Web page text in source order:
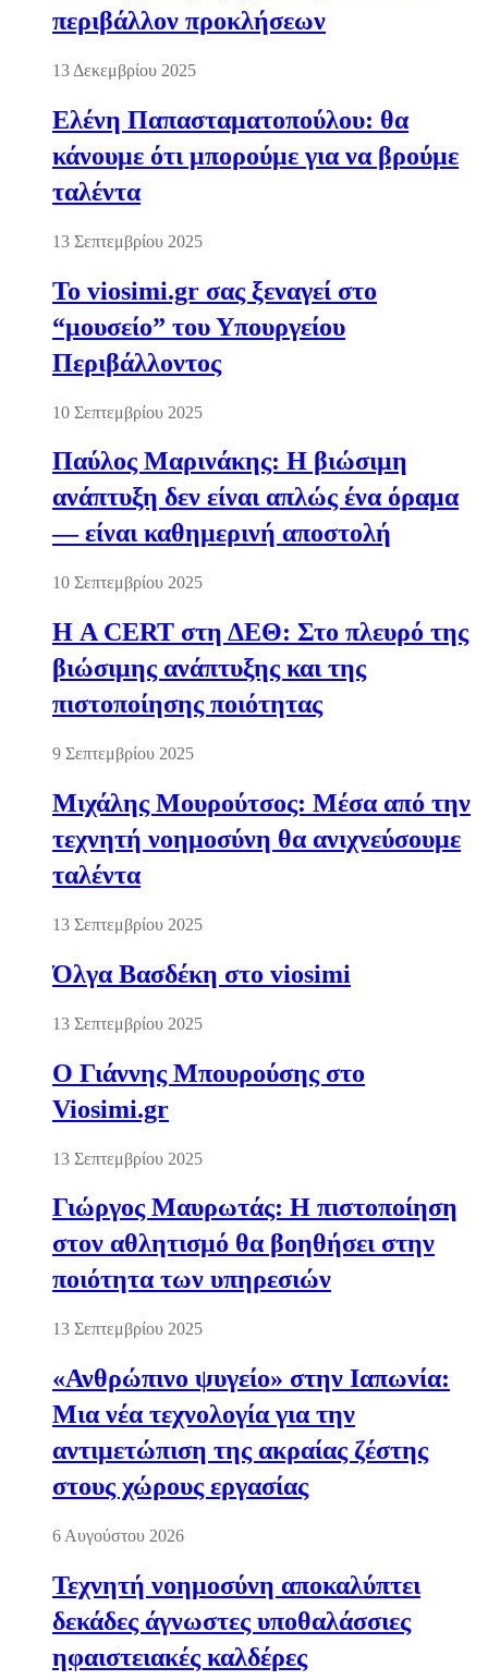
περιβάλλον προκλήσεων
13 Δεκεμβρίου 2025
Ελένη Παπασταματοπούλου: θα
κάνουμε ότι μπορούμε για να βρούμε
ταλέντα
13 Σεπτεμβρίου 2025
Το viosimi.gr σας ξεναγεί στο
“μουσείο” του Υπουργείου
Περιβάλλοντος
10 Σεπτεμβρίου 2025
Παύλος Μαρινάκης: Η βιώσιμη
ανάπτυξη δεν είναι απλώς ένα όραμα
— είναι καθημερινή αποστολή
10 Σεπτεμβρίου 2025
Η A CERT στη ΔΕΘ: Στο πλευρό της
βιώσιμης ανάπτυξης και της
πιστοποίησης ποιότητας
9 Σεπτεμβρίου 2025
Μιχάλης Μουρούτσος: Μέσα από την
τεχνητή νοημοσύνη θα ανιχνεύσουμε
ταλέντα
13 Σεπτεμβρίου 2025
Όλγα Βασδέκη στο viosimi
13 Σεπτεμβρίου 2025
Ο Γιάννης Μπουρούσης στο
Viosimi.gr
13 Σεπτεμβρίου 2025
Γιώργος Μαυρωτάς: Η πιστοποίηση
στον αθλητισμό θα βοηθήσει στην
ποιότητα των υπηρεσιών
13 Σεπτεμβρίου 2025
«Ανθρώπινο ψυγείο» στην Ιαπωνία:
Μια νέα τεχνολογία για την
αντιμετώπιση της ακραίας ζέστης
στους χώρους εργασίας
6 Αυγούστου 2026
Τεχνητή νοημοσύνη αποκαλύπτει
δεκάδες άγνωστες υποθαλάσσιες
ηφαιστειακές καλδέρες